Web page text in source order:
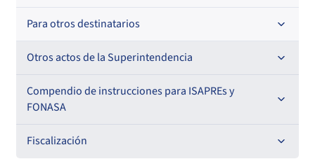
Circulares
Circulares internas
Resoluciones
Para otros destinatarios
Circulares
Otros actos de la Superintendencia
Antecedentes preparatorios de normas que afecten a
EMT Ley N° 20.416
Comisión Evaluadora de Licitaciones Públicas
Compendio de instrucciones para ISAPREs y
FONASA
Compendio Beneficios
Fiscalización